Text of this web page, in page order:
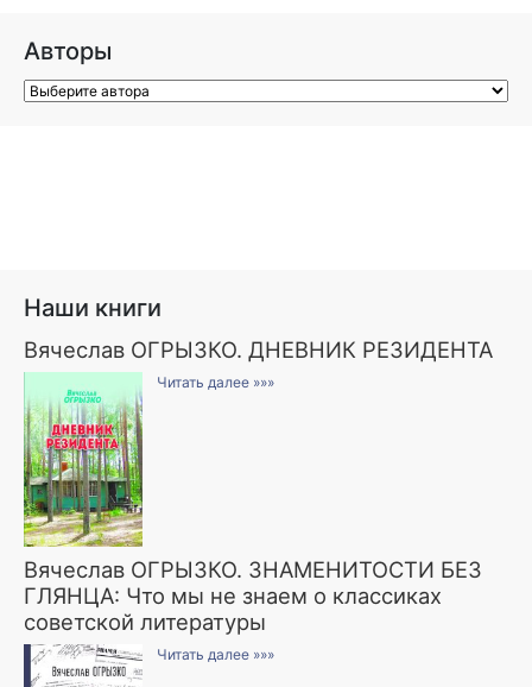
Авторы
Наши книги
Вячеслав ОГРЫЗКО. ДНЕВНИК РЕЗИДЕНТА
Читать далее »»»
Вячеслав ОГРЫЗКО. ЗНАМЕНИТОСТИ БЕЗ
ГЛЯНЦА: Что мы не знаем о классиках
советской литературы
Читать далее »»»